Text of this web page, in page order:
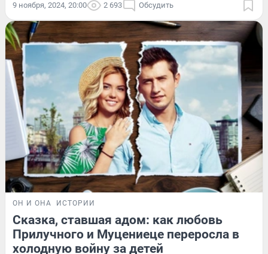
9 ноября, 2024, 20:00 2 693 Обсудить
ОН И ОНА ИСТОРИИ
Сказка, ставшая адом: как любовь
Прилучного и Муцениеце переросла в
холодную войну за детей